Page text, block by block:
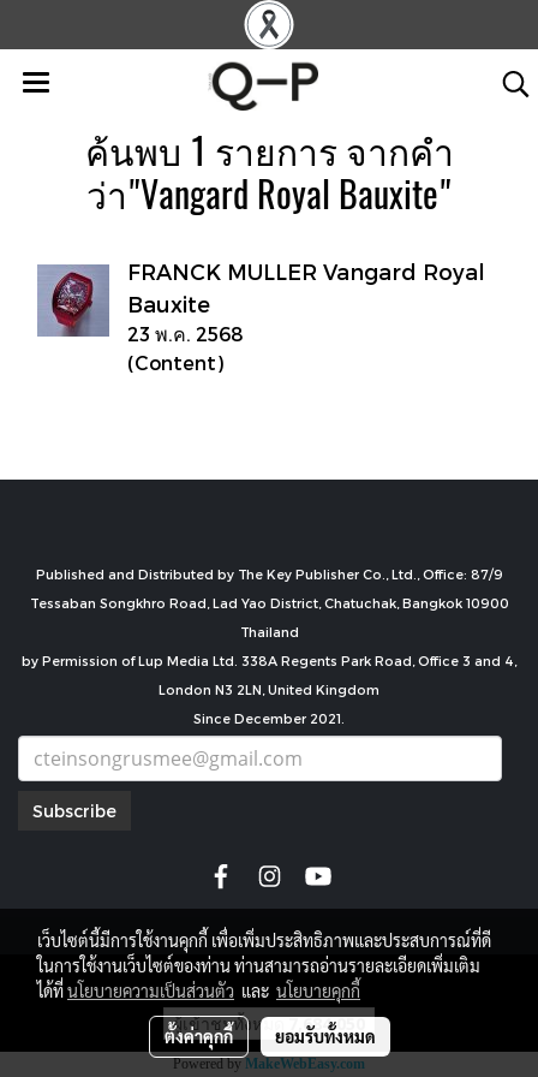
ค้นพบ 1 รายการ จากคำ
ว่า"Vangard Royal Bauxite"
FRANCK MULLER Vangard Royal
Bauxite
23 พ.ค. 2568
(Content)
Published and Distributed by The Key Publisher Co., Ltd., Office: 87/9
Tessaban Songkhro Road, Lad Yao District, Chatuchak, Bangkok 10900
Thailand
by Permission of Lup Media Ltd. 338A Regents Park Road, Office 3 and 4,
London N3 2LN, United Kingdom
Since December 2021.
Subscribe
copyright by
ผู้เข้าชมทั้งหมด7,684,050
Powered byMakeWebEasy.com
เว็บไซต์นี้มีการใช้งานคุกกี้ เพื่อเพิ่มประสิทธิภาพและประสบการณ์ที่ดี
ในการใช้งานเว็บไซต์ของท่าน ท่านสามารถอ่านรายละเอียดเพิ่มเติม
ได้ที่นโยบายความเป็นส่วนตัว และ นโยบายคุกกี้
ตั้งค่าคุกกี้ ยอมรับทั้งหมด